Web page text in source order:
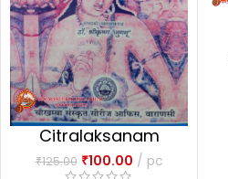
Citralaksanam
₹125.00 ₹100.00 pc